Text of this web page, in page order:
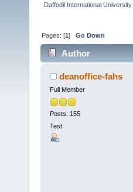
Daffodil International University
Pages: [1]Go Down
Author
deanoffice-fahs
Full Member
Posts: 155
Test